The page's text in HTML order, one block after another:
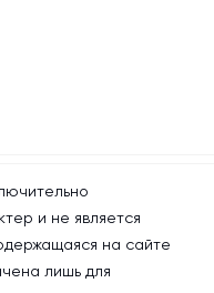
и не является
на сайте
лишь для